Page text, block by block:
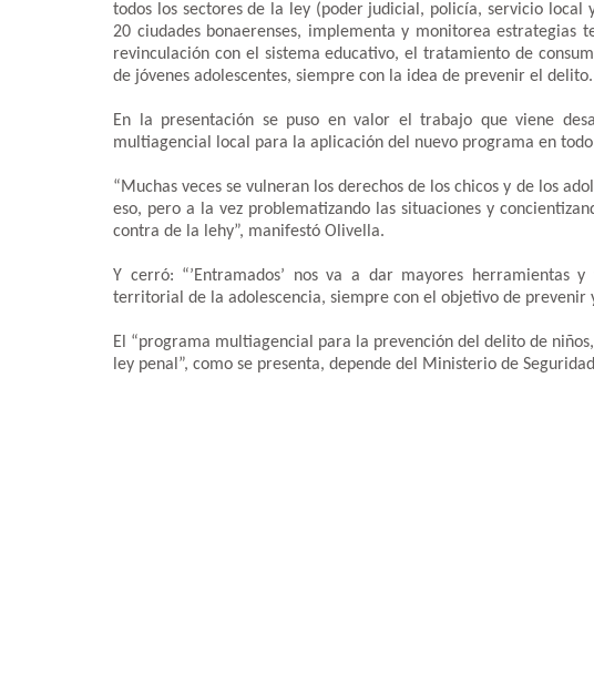
todos los sectores de la ley (poder judicial, policía, servicio local
20 ciudades bonaerenses, implementa y monitorea estrategias
revinculación con el sistema educativo, el tratamiento de
de jóvenes adolescentes, siempre con la idea de prevenir el delito.
En la presentación se puso en valor el trabajo que viene
multiagencial local para la aplicación del nuevo programa en
“Muchas veces se vulneran los derechos de los chicos y de los
eso, pero a la vez problematizando las situaciones y
contra de la lehy”, manifestó Olivella.
Y cerró: “’Entramados’ nos va a dar mayores
territorial de la adolescencia, siempre con el objetivo de prevenir
El “programa multiagencial para la prevención del delito de
ley penal”, como se presenta, depende del Ministerio de